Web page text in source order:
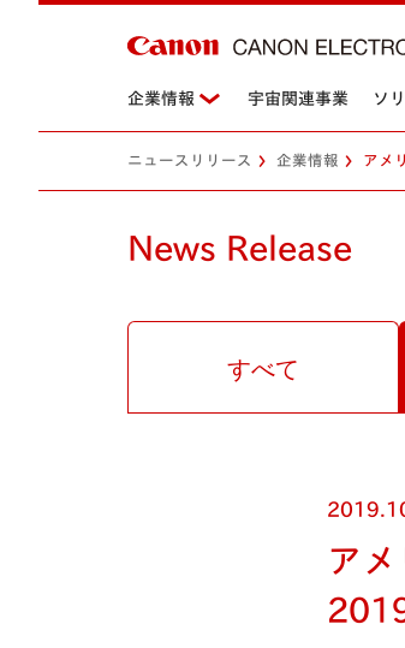
企業情報 宇宙関連事業 ソ
ニュースリリース 企業情報 アメ
News Release
すべて
ア